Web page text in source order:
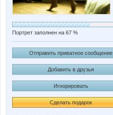
Портрет заполнен на 67 %
Отправить приватное сообщение
Добавить в друзья
Игнорировать
Сделать подарок